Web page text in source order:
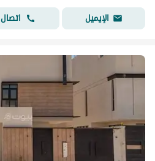
الإيميل
اتصال